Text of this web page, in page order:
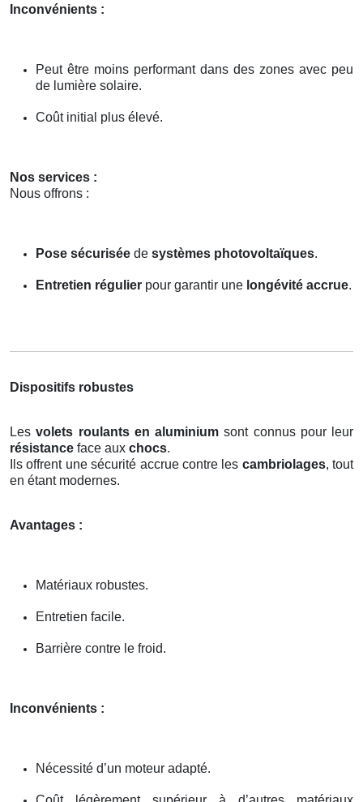
Inconvénients :
Peut être moins performant dans des zones avec peu
de lumière solaire.
Coût initial plus élevé.
Nos services :
Nous offrons :
Pose sécurisée de systèmes photovoltaïques.
Entretien régulier pour garantir une longévité accrue.
Dispositifs robustes
Lesvolets roulants en aluminium sont connus pour leur
résistance face aux chocs.
Ils offrent une sécurité accrue contre les cambriolages, tout
en étant modernes.
Avantages :
Matériaux robustes.
Entretien facile.
Barrière contre le froid.
Inconvénients :
Nécessité d’un moteur adapté.